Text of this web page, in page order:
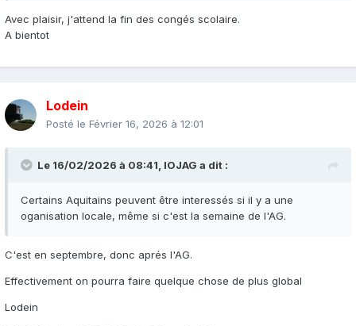
Avec plaisir, j'attend la fin des congés scolaire.
A bientot
Lodein
Posté le Février 16, 2026 à 12:01
Le 16/02/2026 à 08:41, IOJAG a dit :
Certains Aquitains peuvent être interessés si il y a une
oganisation locale, même si c'est la semaine de l'AG.
C'est en septembre, donc aprés l'AG.
Effectivement on pourra faire quelque chose de plus global
Lodein